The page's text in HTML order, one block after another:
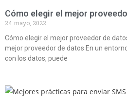
Cómo elegir el mejor
24 mayo, 2022
Cómo elegir el mejor proveedor de
mejor proveedor de datos En un
con los datos, puede